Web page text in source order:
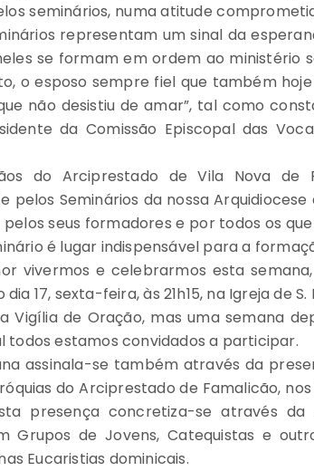
seminários, numa atitude
representam um sinal da
se formam em ordem ao ministério
oesposo sempre fiel que também hoje
não desistiu deamar”, tal como
da Comissão Episcopal das
do Arciprestado de Vila Nova de
pelos Seminários da nossa
seus formadores e por todos os
é lugar indispensável para a
vivermos e celebrarmos esta
dia 17, sexta-feira, às 21h15, na Igreja de
Vigília de Oração, mas uma semana
todos estamos convidados a participar.
assinala-se também através da
do Arciprestado de Famalicão, nos
presença concretiza-se através da
Grupos de Jovens, Catequistas e
Eucaristias dominicais.